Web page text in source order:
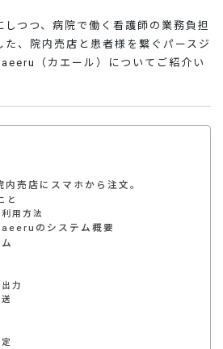
つつ、病院で働く看護師の業務負担
た、院内売店と患者様を繋ぐパースジ
（カエール）についてご紹介い
売店にスマホから注文。
と
用方法
のシステム概要
力